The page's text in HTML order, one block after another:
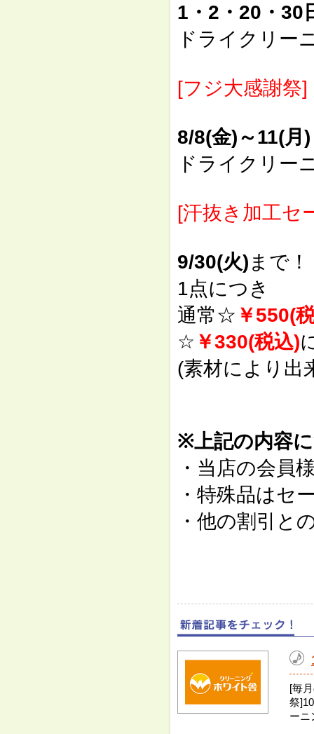
1・2・20・30
ドライクリー
[フジ大感謝祭]
8/8(金)～11(月)
ドライクリー
[汗抜き加工セ
9/30(火)まで！
1点につき
通常☆ ￥550(
☆ ￥330(税込)
(素材により出
※上記の内容
・当店の会員
・特殊品はセ
・他の割引と
[毎
祭
ーニ